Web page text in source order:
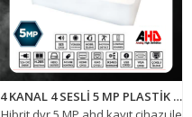
4 KANAL 4 SESLİ 5 MP PLASTİK KASA AHD GÜVENLİK KAYIT CİHAZI FULL HD H265 ARN-304